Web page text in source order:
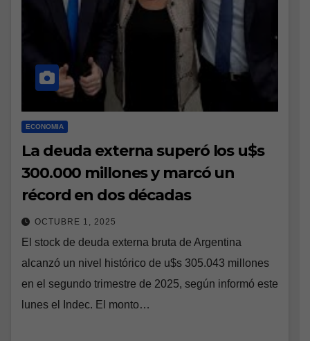
ECONOMIA
La deuda externa superó los u$s
300.000 millones y marcó un
récord en dos décadas
OCTUBRE 1, 2025
El stock de deuda externa bruta de Argentina
alcanzó un nivel histórico de u$s 305.043 millones
en el segundo trimestre de 2025, según informó este
lunes el Indec. El monto…